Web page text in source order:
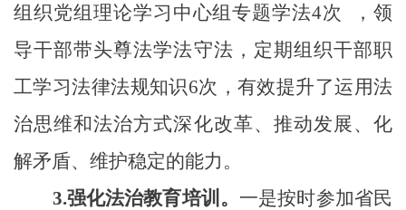
组织党组理论学习中心组专题学法4次 ，领
导干部带头尊法学法守法 ， 定期组织干部职
工学习法律法规知识6次 ，有效提升了运用法
治思维和法治方式深化改革、推动发展、化
解矛盾、维护稳定的能力。
3.强化法治教育培训 。 一是按时参加省民